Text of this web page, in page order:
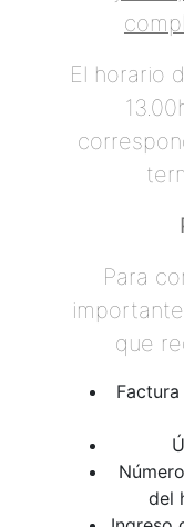
El horario
Para
que
del